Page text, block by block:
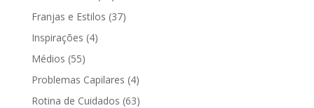
Franjas e Estilos (37)
Inspirações (4)
Médios (55)
Problemas Capilares (4)
Rotina de Cuidados (63)